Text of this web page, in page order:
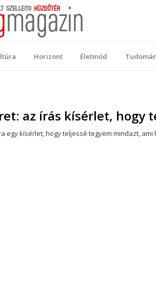
Horizont Életmód
az írás kísérlet, hogy
egy kísérlet, hogy teljessé tegyem mindazt,